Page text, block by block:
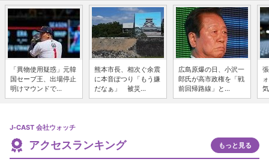
「異物使用疑惑」元韓
国セーブ王、出場停止
明けマウンドで...
熊本市長、相次ぐ余震
に本音ぽつり「もう嫌
だなぁ」 被災...
広島原爆の日、小沢一
郎氏が高市政権を「戦
前回帰路線」と...
J-CAST 会社ウォッチ
アクセスランキング もっと見る